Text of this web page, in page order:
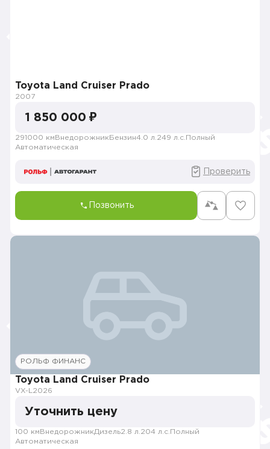
Toyota Land Cruiser Prado
2007
1 850 000 ₽
291000 км Внедорожник Бензин4.0 л. 249 л.с. Полный
Автоматическая
Проверить
Позвонить
РОЛЬФ ФИНАНС
Toyota Land Cruiser Prado
VX-L 2026
Уточнить цену
100 км ВнедорожникДизель2.8 л. 204 л.с. Полный
Автоматическая